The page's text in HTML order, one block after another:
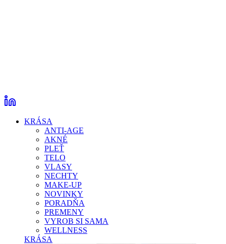
KRÁSA
ANTI-AGE
AKNÉ
PLEŤ
TELO
VLASY
NECHTY
MAKE-UP
NOVINKY
PORADŇA
PREMENY
VYROB SI SAMA
WELLNESS
KRÁSA